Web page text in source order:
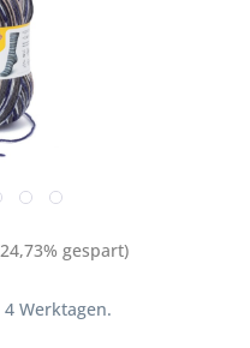
gespart)
Werktagen.